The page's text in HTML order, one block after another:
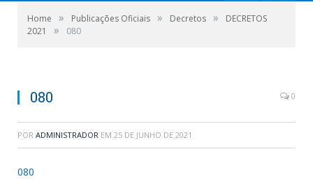
Home » Publicações Oficiais » Decretos »
DECRETOS
2021
» 080
080 0
POR ADMINISTRADOR EM 25 DE JUNHO DE 2021
080